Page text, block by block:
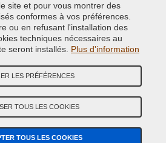
- 2026. All Rights Reserved.
Credits:E-COMIT
sur nos réseaux sociaux
site et pour vous montrer des
conformes à vos préférences.
ou en refusant l'installation des
techniques nécessaires au
seront installés. Plus d'information
LES PRÉFÉRENCES
TOUS LES COOKIES
TOUS LES COOKIES